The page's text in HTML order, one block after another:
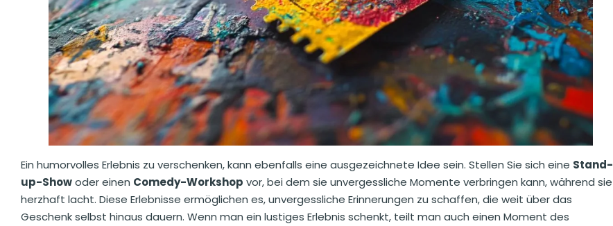
Ein humorvolles Erlebnis zu verschenken, kann ebenfalls eine ausgezeichnete Idee sein. Stellen Sie sich eine Stand-
up-Showoder einen Comedy-Workshop vor, bei dem sie unvergessliche Momente verbringen kann, während sie
herzhaft lacht. Diese Erlebnisse ermöglichen es, unvergessliche Erinnerungen zu schaffen, die weit über das
Geschenk selbst hinaus dauern. Wenn man ein lustiges Erlebnis schenkt, teilt man auch einen Moment des